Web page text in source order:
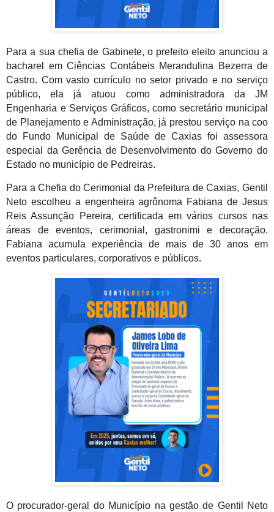
Para a sua chefia de Gabinete, o prefeito eleito anunciou a
bacharel em Ciências Contábeis Merandulina Bezerra de
Castro. Com vasto currículo no setor privado e no serviço
público, ela já atuou como administradora da JM
Engenharia e Serviços Gráficos, como secretário municipal
de Planejamento e Administração, já prestou serviço na coo
do Fundo Municipal de Saúde de Caxias foi assessora
especial da Gerência de Desenvolvimento do Governo do
Estado no município de Pedreiras.
Para a Chefia do Cerimonial da Prefeitura de Caxias, Gentil
Neto escolheu a engenheira agrônoma Fabiana de Jesus
Reis Assunção Pereira, certificada em vários cursos nas
áreas de eventos, cerimonial, gastronimi e decoração.
Fabiana acumula experiência de mais de 30 anos em
eventos particulares, corporativos e públicos.
O procurador-geral do Município na gestão de Gentil Neto